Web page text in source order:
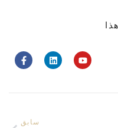
سابق